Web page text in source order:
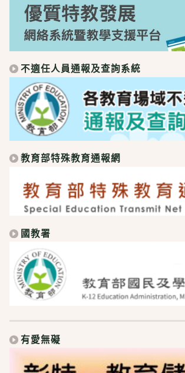
不適任人員通報及查詢系統
教育部特殊教育通報網
國教署
有愛無礙